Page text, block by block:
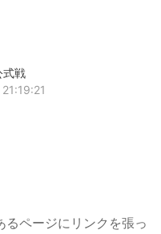
式戦
るページにリンクを張っ